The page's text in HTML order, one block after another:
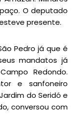
O deputado
presente.
Pedro já que é
mandatos já
Redondo.
e sanfoneiro
do Seridó e
conversou com